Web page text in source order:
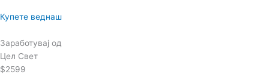
Купете веднаш
Заработувај од
Цел Свет
$2599